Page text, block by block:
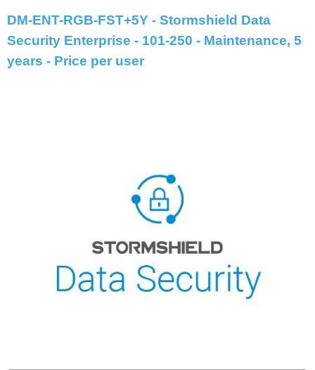
Certificazioni
Newsletter
DM-ENT-RGB-FST+5Y - Stormshield Data
Security Enterprise - 101-250 - Maintenance, 5
years - Price per user